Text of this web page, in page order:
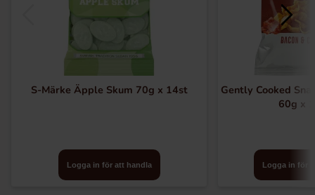
S-Märke Äpple Skum 70g x 14st
Logga in för att handla
Gently Cooked
60g x
Logga in för